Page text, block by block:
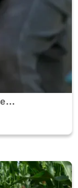
Rocklands Kletterhalle St. Wendel